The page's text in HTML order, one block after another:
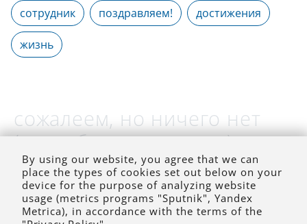
сотрудник поздравляем! достижения
жизнь
сожалеем, но ничего нет
(на выбранное время)
By using our website, you agree that we can
place the types of cookies set out below on your
device for the purpose of analyzing website
usage (metrics programs "Sputnik", Yandex
Metrica), in accordance with the terms of the